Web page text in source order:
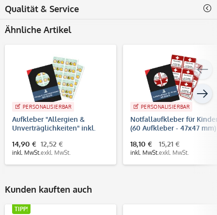
Qualität & Service
Ähnliche Artikel
PERSONALISIERBAR
Aufkleber "Allergien &
Unverträglichkeiten" inkl.
- 47x26 mm)
14,90 €
inkl. MwSt.
12,52 €
exkl. MwSt.
PERSONALISIERBAR
Notfallaufkleber für
(60 Aufkleber - 47x47 mm)
18,10 €
inkl. MwSt.
15,21 €
exkl. MwSt.
Kunden kauften auch
TIPP!